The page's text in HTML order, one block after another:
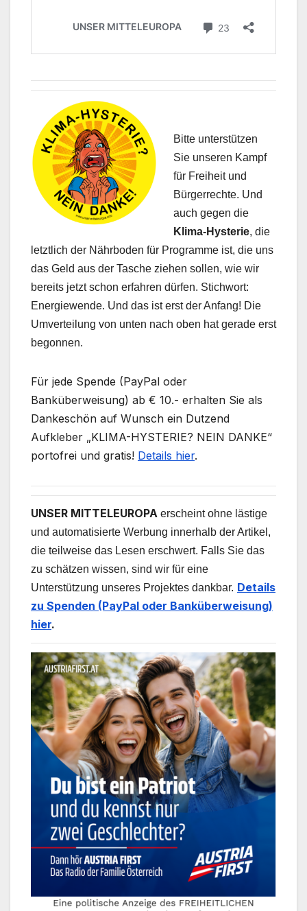
Bitte unterstützen
Sie unseren Kampf
für Freiheit und
Bürgerrechte. Und
auch gegen die
Klima-Hysterie, die
letztlich der Nährboden für Programme ist, die uns
das Geld aus der Tasche ziehen sollen, wie wir
bereits jetzt schon erfahren dürfen. Stichwort:
Energiewende. Und das ist erst der Anfang! Die
Umverteilung von unten nach oben hat gerade erst
begonnen.
Für jede Spende (PayPal oder
Banküberweisung) ab € 10.- erhalten Sie als
Dankeschön auf Wunsch ein Dutzend
Aufkleber „KLIMA-HYSTERIE? NEIN DANKE“
portofrei und gratis! Details hier.
UNSER MITTELEUROPA erscheint ohne lästige
und automatisierte Werbung innerhalb der Artikel,
die teilweise das Lesen erschwert. Falls Sie das
zu schätzen wissen, sind wir für eine
Unterstützung unseres Projektes dankbar. Details
zu Spenden (PayPal oder Banküberweisung)
hier.